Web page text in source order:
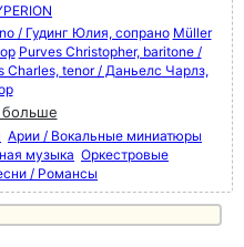
/ Гудинг Юлия, сопрано Müller
Purves Christopher, baritone /
Charles, tenor / Даньелс Чарлз,
больше
Арии / Вокальные миниатюры
музыка Оркестровые
/ Романсы